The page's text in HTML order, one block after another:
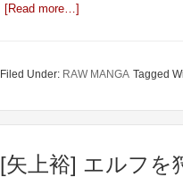
[Read more…]
Filed Under: RAW MANGA Tagged
[矢上裕] エルフを